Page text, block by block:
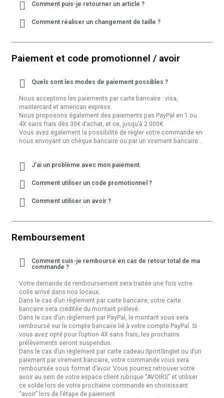
Comment puis-je retourner un article ?
Comment réaliser un changement de taille ?
Paiement et code promotionnel / avoir
Quels sont les modes de paiement possibles ?
Nous acceptons les paiements par carte bancaire : visa,
mastercard et american express.
Nous proposons également des paiements pas PayPal en 1 ou
4X sans frais dès 30€ d’achat, et ce, jusqu’à 2 000€.
Vous avez également la possibilité de régler votre commande en
nous envoyant un chèque bancaire ou par un virement bancaire .
J’ai un problème avec mon paiement.
Comment utiliser un code promotionnel ?
Comment utiliser un avoir ?
Remboursement
Comment suis-je remboursé en cas de retour total de ma
commande ?
Votre demande de remboursement sera traitée une fois votre
colis arrivé dans nos locaux.
Dans le cas d’un règlement par carte bancaire, votre carte
bancaire sera créditée du montant prélevé.
Dans le cas d’un règlement par PayPal, le montant vous sera
remboursé sur le compte bancaire lié à votre compte PayPal. Si
vous avez opté pour l’option 4X sans frais, les prochains
prélèvements seront suspendus.
Dans le cas d’un règlement par carte cadeau SportSinglet ou d’un
paiement par virement bancaire, votre commande vous sera
remboursée sous format d’avoir. Vous pourrez retrouver votre
avoir au sein de votre espace client rubrique “AVOIRS” et utiliser
ce solde lors de votre prochaine commande en choisissant
“avoir” lors de l’étape de paiement.